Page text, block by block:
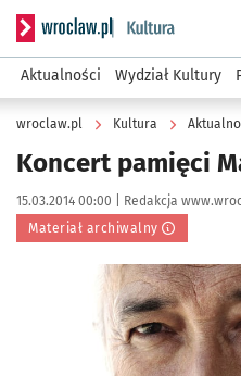
Serwis informacyjny
Aktualności Wydział Kultury
wroclaw.pl Kultura
Koncert pamięci
Data publikacji:
15.03.2014 00:00 | Autor:
Redakcja
Materiał archiwalny
Kliknij, aby powiększyć